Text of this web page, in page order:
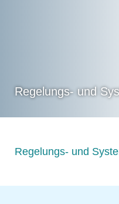
Regelungs- und
Regelungs- und